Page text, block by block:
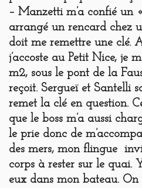
– Manzetti m’a confié un
arrangé un rencard chez
doit me remettre une clé.
j’accoste au Petit Nice, je
m2, sous le pont de la
reçoit. Sergueï et Santelli
remet la clé en question.
que le boss m’a aussi
le prie donc de
des mers, mon flingue
corps à rester sur le quai.
eux dans mon bateau.